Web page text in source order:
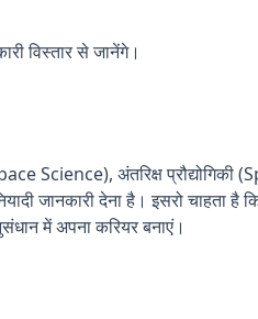
विस्तार से जानेंगे।
Science), अंतरिक्ष
जानकारी देना है। इसरो चाहता है
में अपना करियर बनाएं।